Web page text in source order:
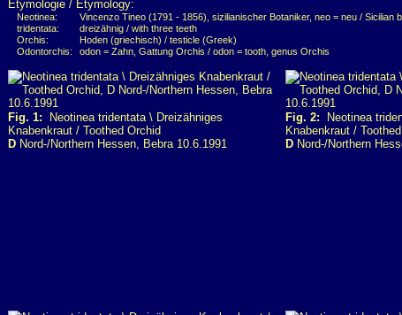
Etymologie / Etymology:
Neotinea:
Vincenzo Tineo (1791 - 1856), sizilianischer Botaniker, neo = neu / Sicilian
tridentata:
dreizähnig / with three teeth
Orchis:
Hoden (griechisch) / testicle (Greek)
Odontorchis:
odon = Zahn, Gattung Orchis / odon = tooth, genus Orchis
Fig. 1: Neotinea tridentata \ Dreizähniges
Knabenkraut / Toothed Orchid
D Nord-/Northern Hessen, Bebra 10.6.1991
Fig. 2: Neotinea
Knabenkraut /
D Nord-/Northern